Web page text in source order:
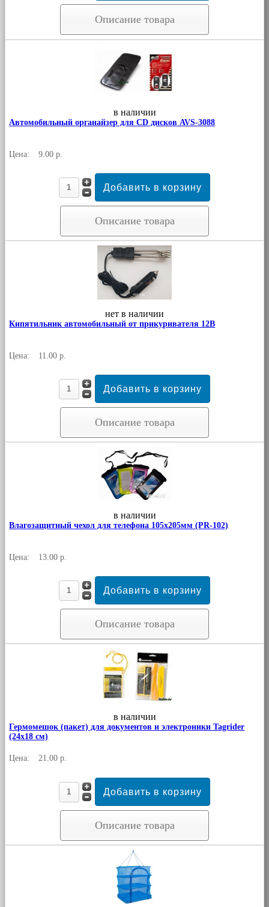
Описание товара
в наличии
Автомобильный органайзер для CD дисков AVS-3088
Цена: 9.00 р.
Описание товара
нет в наличии
Кипятильник автомобильный от прикуривателя 12В
Цена: 11.00 р.
Описание товара
в наличии
Влагозащитный чехол для телефона 105х205мм (PR-102)
Цена: 13.00 р.
Описание товара
в наличии
Гермомешок (пакет) для документов и электроники Tagrider
(24x18 см)
Цена: 21.00 р.
Описание товара